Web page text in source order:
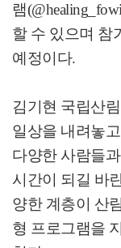
램
할 수 있으며 참
예정이다.
김기현 국립산
일상을 내려놓
다양한 사람들
시간이 되길 바
양한 계층이 산
형 프로그램을